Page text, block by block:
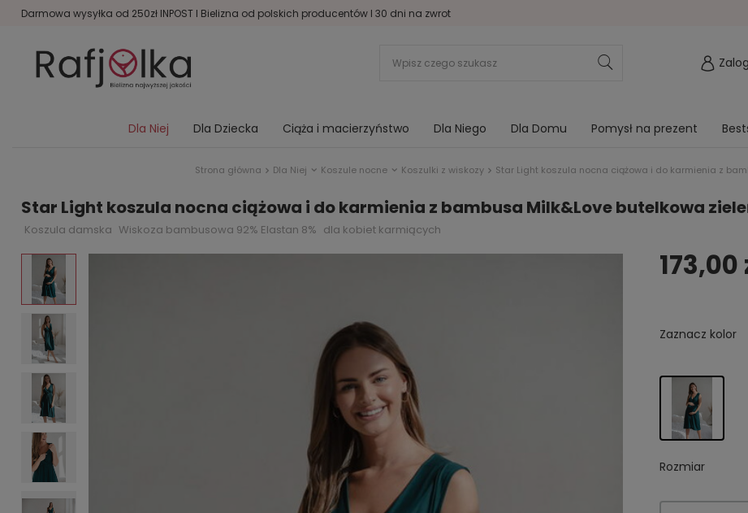
Darmowa wysyłka od 250zł INPOST I Bielizna od polskich producentów I 30 dni na zwrot
Dla Niej Dla Dziecka Ciąża i macierzyństwo Dla Niego Dla Domu Pomysł na prezent
Strona główna Dla Niej Koszule nocne Koszulki z wiskozy Star Light koszula nocna ciążowa i do karmienia z
Star Light koszula nocna ciążowa i do karmienia z bambusa Milk&Love butelkowa
Koszula damska Wiskoza bambusowa 92% Elastan 8% dla kobiet karmiących
173,00
Zaznacz kolor
Rozmiar